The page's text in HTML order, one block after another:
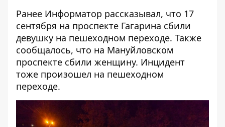
Ранее Информатор рассказывал, что 17
сентября на проспекте Гагарина сбили
девушку на пешеходном переходе. Также
сообщалось, что на Мануйловском
проспекте сбили женщину. Инцидент
тоже произошел на пешеходном
переходе.